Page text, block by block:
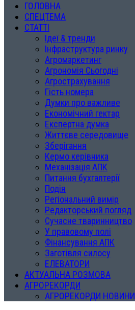
ГОЛОВНА
СПЕЦТЕМА
СТАТТІ
Ідеї & тренди
Інфраструктура ринку
Агромаркетинг
Агрономія Сьогодні
Агрострахування
Гість номера
Думки про важливе
Економічний гектар
Експертна думка
Життєве середовище
Зберігання
Кермо керівника
Механізація АПК
Питання бухгалтерії
Подія
Регіональний вимір
Редакторський погляд
Сучасне тваринництво
У правовому полі
Фінансування АПК
Заготівля силосу
ЕЛЕВАТОРИ
АКТУАЛЬНА РОЗМОВА
АГРОРЕКОРДИ
АГРОРЕКОРДИ НОВИНИ